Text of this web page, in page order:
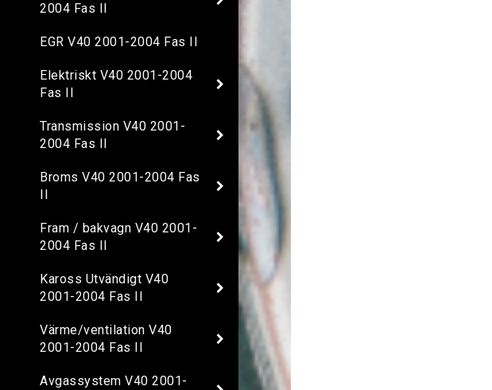
2004 Fas II
EGR V40 2001-2004 Fas II
Elektriskt V40 2001-2004
Fas II
Transmission V40 2001-
2004 Fas II
Broms V40 2001-2004 Fas
Fram / bakvagn V40 2001-
2004 Fas II
Kaross Utvändigt V40
2001-2004 Fas II
Värme/ventilation V40
2001-2004 Fas II
Avgassystem V40 2001-